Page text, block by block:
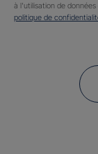
à l'utilisation de
politique de